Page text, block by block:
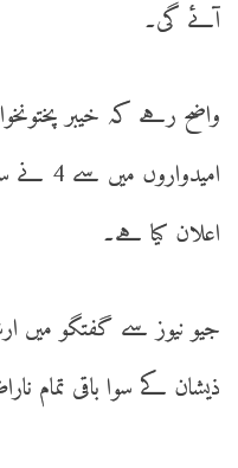
آئے گی۔
اعلان کیا ہے۔
جیو نیوز سے گفتگو میں
ذیشان کے سوا باقی تمام